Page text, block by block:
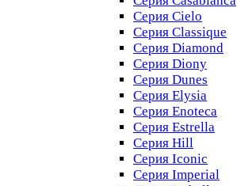
Серия Cielo
Серия Classique
Серия Diamond
Серия Diony
Серия Dunes
Серия Elysia
Серия Enoteca
Серия Estrella
Серия Hill
Серия Iconic
Серия Imperial